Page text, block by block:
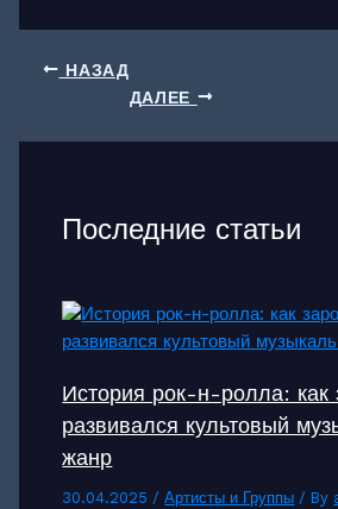
НАЗАД
ДАЛЕЕ
Последние статьи
История рок-н-ролла: как
развивался культовый
жанр
30.04.2025/Артисты и Группы / By